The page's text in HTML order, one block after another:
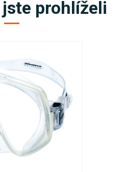
prohlíželi